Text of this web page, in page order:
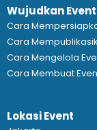
Wujudkan
Cara
Cara
Cara Mengelola
Cara Membuat
Lokasi Event